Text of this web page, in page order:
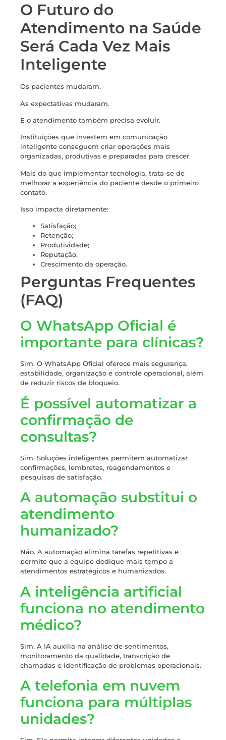
O Futuro do
Atendimento na Saúde
Será Cada Vez Mais
Inteligente
Os pacientes mudaram.
As expectativas mudaram.
E o atendimento também precisa evoluir.
Instituições que investem em comunicação
inteligente conseguem criar operações mais
organizadas, produtivas e preparadas para crescer.
Mais do que implementar tecnologia, trata-se de
melhorar a experiência do paciente desde o primeiro
contato.
Isso impacta diretamente:
Satisfação;
Retenção;
Produtividade;
Reputação;
Crescimento da operação.
Perguntas Frequentes
(FAQ)
O WhatsApp Oficial é
importante para clínicas?
Sim. O WhatsApp Oficial oferece mais segurança,
estabilidade, organização e controle operacional, além
de reduzir riscos de bloqueio.
É possível automatizar a
confirmação de
consultas?
Sim. Soluções inteligentes permitem automatizar
confirmações, lembretes, reagendamentos e
pesquisas de satisfação.
A automação substitui o
atendimento
humanizado?
Não. A automação elimina tarefas repetitivas e
permite que a equipe dedique mais tempo a
atendimentos estratégicos e humanizados.
A inteligência artificial
funciona no atendimento
médico?
Sim. A IA auxilia na análise de sentimentos,
monitoramento da qualidade, transcrição de
chamadas e identificação de problemas operacionais.
A telefonia em nuvem
funciona para múltiplas
unidades?